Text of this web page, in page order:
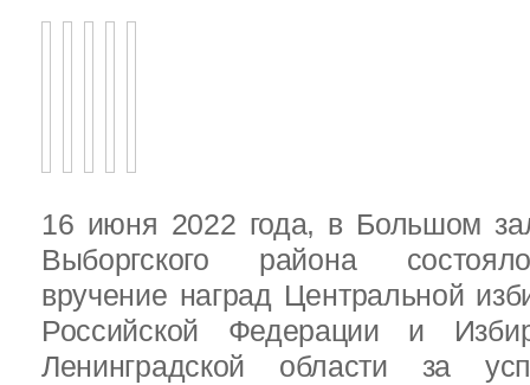
16 июня 2022 года, в Большом
Выборгского района
вручение наград Центральной
Российской Федерации и
Ленинградской области за